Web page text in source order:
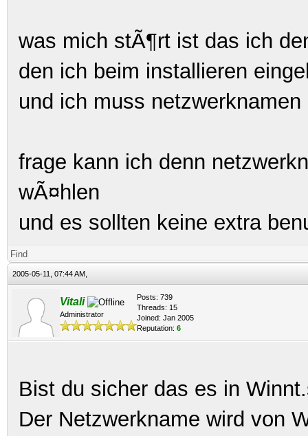
was mich stÃ¶rt ist das ich
den ich beim installieren
und ich muss
frage kann ich denn
wÃ¤hlen
und es sollten keine extra
Find
2005-05-11, 07:44 AM,
Vitali
Administrator
Posts: 739
Threads: 15
Joined: Jan 2005
Reputation: 6
Bist du sicher das es in
Der Netzwerkname wird von